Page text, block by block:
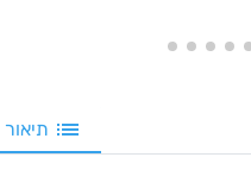
תיאור